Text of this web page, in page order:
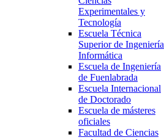
Experimentales y
Tecnología
Escuela Técnica
Superior de Ingeniería
Informática
Escuela de Ingeniería
de Fuenlabrada
Escuela Internacional
de Doctorado
Escuela de másteres
oficiales
Facultad de Ciencias